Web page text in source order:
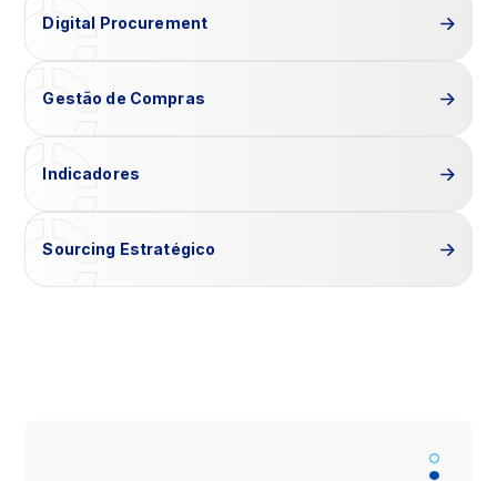
Digital Procurement
Gestão de Compras
Indicadores
Sourcing Estratégico